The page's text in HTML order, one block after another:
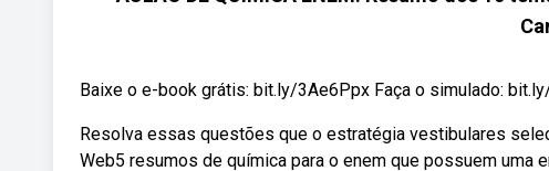
Baixe o e-book grátis: bit.ly/3Ae6Ppx Faça o simulado:
Resolva essas questões que o estratégia vestibulares
Web5 resumos de química para o enem que possuem uma